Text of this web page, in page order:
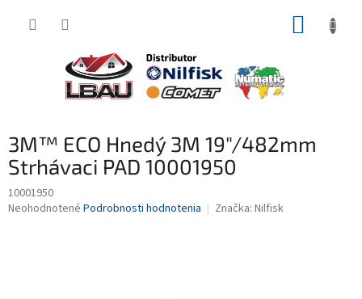
3M™ ECO Hnedý 3M 19"/482mm
Strhávaci PAD 10001950
10001950
Priemerné
Neohodnotené Podrobnosti hodnotenia Značka: Nilfisk